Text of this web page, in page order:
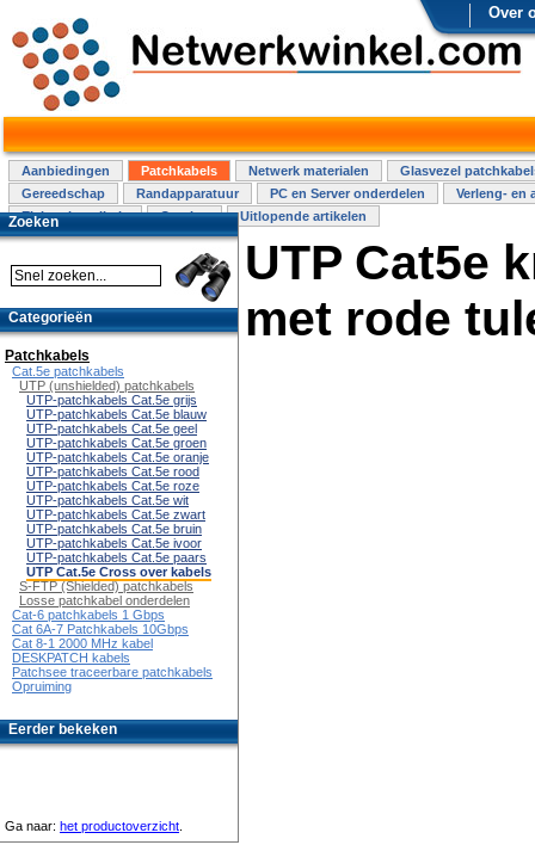
Over
Aanbiedingen Patchkabels Netwerk materialen
Glasvezel
Gereedschap
Randapparatuur PC en Server onderdelen
Verleng- en
Elektra installatie
Overige Uitlopende artikelen
UTP Cat5e
met rode
Zoeken
Categorieën
Patchkabels
Cat.5e patchkabels
UTP (unshielded) patchkabels
UTP-patchkabels Cat.5e grijs
UTP-patchkabels Cat.5e blauw
UTP-patchkabels Cat.5e geel
UTP-patchkabels Cat.5e groen
UTP-patchkabels Cat.5e oranje
UTP-patchkabels Cat.5e rood
UTP-patchkabels Cat.5e roze
UTP-patchkabels Cat.5e wit
UTP-patchkabels Cat.5e zwart
UTP-patchkabels Cat.5e bruin
UTP-patchkabels Cat.5e ivoor
UTP-patchkabels Cat.5e paars
UTP Cat.5e Cross over kabels
S-FTP (Shielded) patchkabels
Losse patchkabel onderdelen
Cat-6 patchkabels 1 Gbps
Cat 6A-7 Patchkabels 10Gbps
Cat 8-1 2000 MHz kabel
DESKPATCH kabels
Patchsee traceerbare patchkabels
Opruiming
Eerder bekeken
Ga naar: het productoverzicht